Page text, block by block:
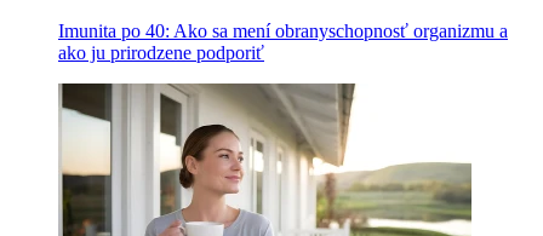
Imunita po 40: Ako sa mení obranyschopnosť organizmu a
ako ju prirodzene podporiť